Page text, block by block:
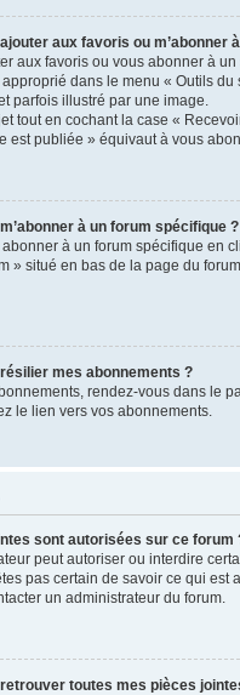
aux favoris ou m’abonner
aux favoris ou vous abonner à
dans le menu « Outils du
parfois illustré par une image.
tout en cochant la case «
est publiée » équivaut à vous
à un forum spécifique ?
à un forum spécifique en
» situé en bas de la page du
mes abonnements ?
rendez-vous dans le
le lien vers vos abonnements.
sont autorisées sur ce forum
peut autoriser ou interdire
pas certain de savoir ce qui est
un administrateur du forum.
toutes mes pièces